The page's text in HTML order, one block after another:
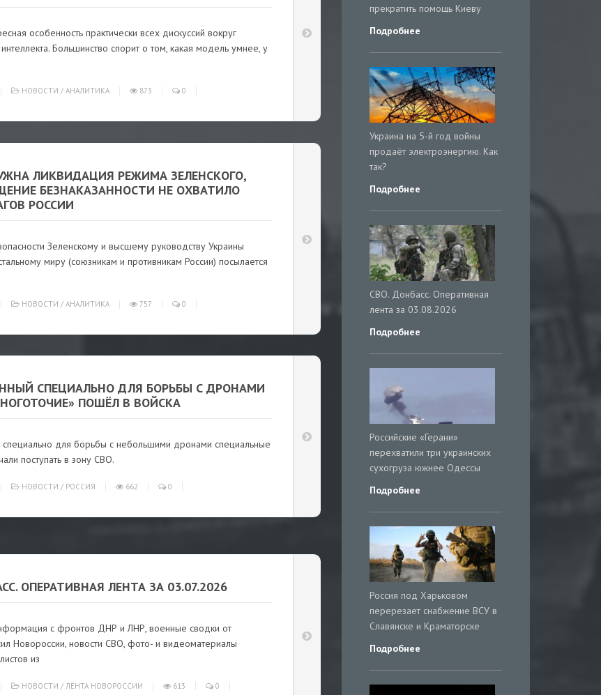
особенность практически всех дискуссий вокруг
интеллекта. Большинство спорит о том, какая модель умнее, у
НОВОСТИ / АНАЛИТИКА 873 0
ЛИКВИДАЦИЯ РЕЖИМА ЗЕЛЕНСКОГО,
БЕЗНАКАЗАННОСТИ НЕ ОХВАТИЛО
РОССИИ
Зеленскому и высшему руководству Украины
миру (союзникам и противникам России) посылается
НОВОСТИ / АНАЛИТИКА 757 0
СПЕЦИАЛЬНО ДЛЯ БОРЬБЫ С ДРОНАМИ
ПОШЁЛ В ВОЙСКА
специально для борьбы с небольшими дронами специальные
поступать в зону СВО.
НОВОСТИ / РОССИЯ 662 0
ОПЕРАТИВНАЯ ЛЕНТА ЗА 03.07.2026
с фронтов ДНР и ЛНР, военные сводки от
Новороссии, новости СВО, фото- и видеоматериалы
из
НОВОСТИ / ЛЕНТА НОВОРОССИИ 613 0
прекратить помощь Киеву
Подробнее
Украина на 5-й год войны
продаёт электроэнергию. Как
так?
Подробнее
СВО. Донбасс. Оперативная
лента за 03.08.2026
Подробнее
Российские «Герани»
перехватили три украинских
сухогруза южнее Одессы
Подробнее
Россия под Харьковом
перерезает снабжение ВСУ в
Славянске и Краматорске
Подробнее